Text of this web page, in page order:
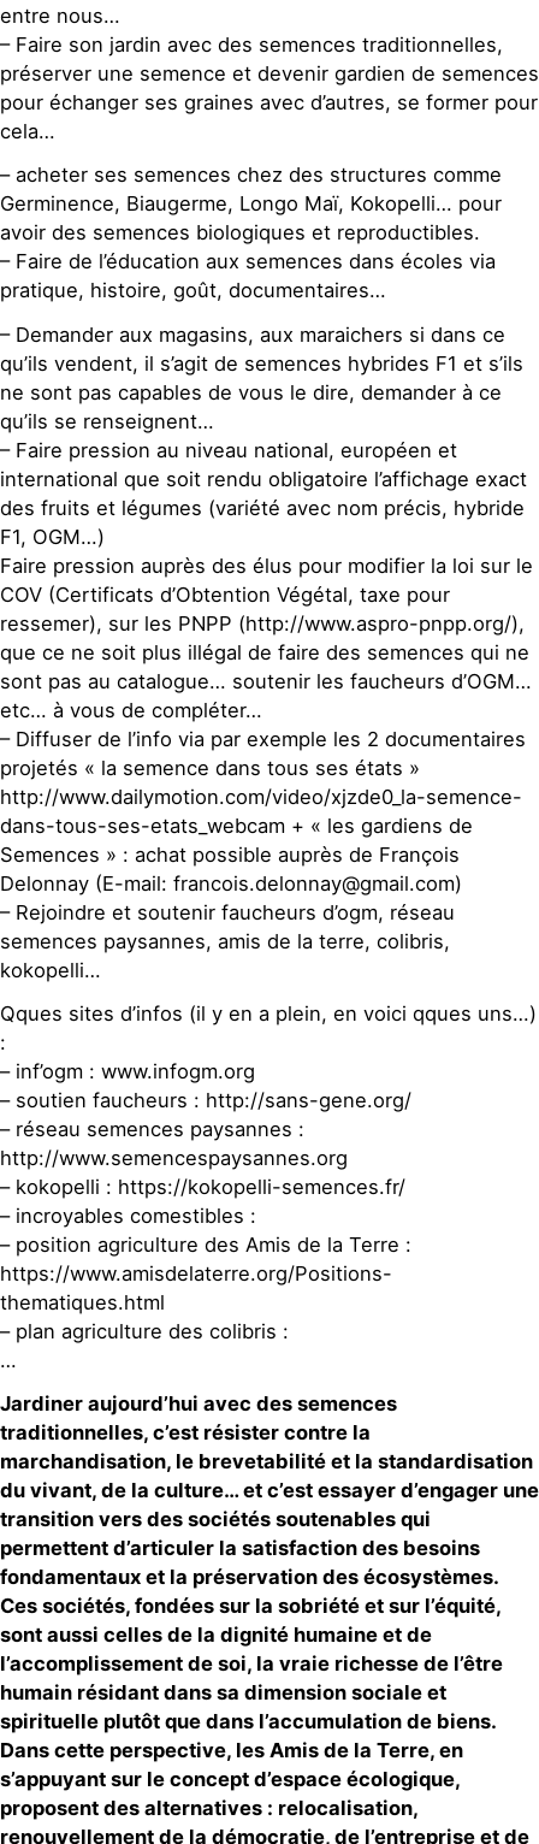
entre nous…
– Faire son jardin avec des semences traditionnelles,
préserver une semence et devenir gardien de semences
pour échanger ses graines avec d’autres, se former pour
cela…
– acheter ses semences chez des structures comme
Germinence, Biaugerme, Longo Maï, Kokopelli… pour
avoir des semences biologiques et reproductibles.
– Faire de l’éducation aux semences dans écoles via
pratique, histoire, goût, documentaires…
– Demander aux magasins, aux maraichers si dans ce
qu’ils vendent, il s’agit de semences hybrides F1 et s’ils
ne sont pas capables de vous le dire, demander à ce
qu’ils se renseignent…
– Faire pression au niveau national, européen et
international que soit rendu obligatoire l’affichage exact
des fruits et légumes (variété avec nom précis, hybride
F1, OGM…)
Faire pression auprès des élus pour modifier la loi sur le
COV (Certificats d’Obtention Végétal, taxe pour
ressemer), sur les PNPP (http://www.aspro-pnpp.org/),
que ce ne soit plus illégal de faire des semences qui ne
sont pas au catalogue… soutenir les faucheurs d’OGM…
etc… à vous de compléter…
– Diffuser de l’info via par exemple les 2 documentaires
projetés « la semence dans tous ses états »
http://www.dailymotion.com/video/xjzde0_la-semence-
dans-tous-ses-etats_webcam + « les gardiens de
Semences » : achat possible auprès de François
Delonnay (E-mail: francois.delonnay@gmail.com)
– Rejoindre et soutenir faucheurs d’ogm, réseau
semences paysannes, amis de la terre, colibris,
kokopelli…
Qques sites d’infos (il y en a plein, en voici qques uns…)
:
– inf’ogm : www.infogm.org
– soutien faucheurs : http://sans-gene.org/
– réseau semences paysannes :
http://www.semencespaysannes.org
– kokopelli : https://kokopelli-semences.fr/
– incroyables comestibles :
– position agriculture des Amis de la Terre :
https://www.amisdelaterre.org/Positions-
thematiques.html
– plan agriculture des colibris :
…
Jardiner aujourd’hui avec des semences
traditionnelles, c’est résister contre la
marchandisation, le brevetabilité et la standardisation
du vivant, de la culture… et c’est essayer d’engager une
transition vers des sociétés soutenables qui
permettent d’articuler la satisfaction des besoins
fondamentaux et la préservation des écosystèmes.
Ces sociétés, fondées sur la sobriété et sur l’équité,
sont aussi celles de la dignité humaine et de
l’accomplissement de soi, la vraie richesse de l’être
humain résidant dans sa dimension sociale et
spirituelle plutôt que dans l’accumulation de biens.
Dans cette perspective, les Amis de la Terre, en
s’appuyant sur le concept d’espace écologique,
proposent des alternatives : relocalisation,
renouvellement de la démocratie, de l’entreprise et de